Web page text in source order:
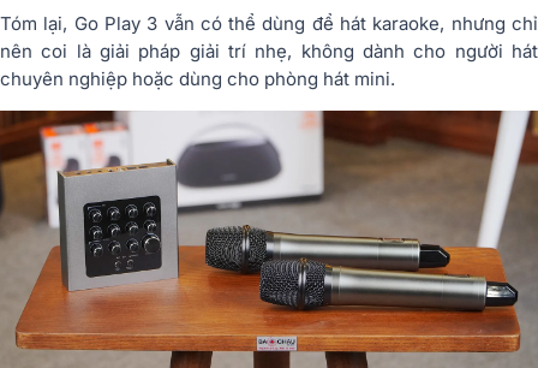
Tóm lại, Go Play 3 vẫn có thể dùng để hát karaoke, nhưng chỉ
nên coi là giải pháp giải trí nhẹ, không dành cho người hát
chuyên nghiệp hoặc dùng cho phòng hát mini.